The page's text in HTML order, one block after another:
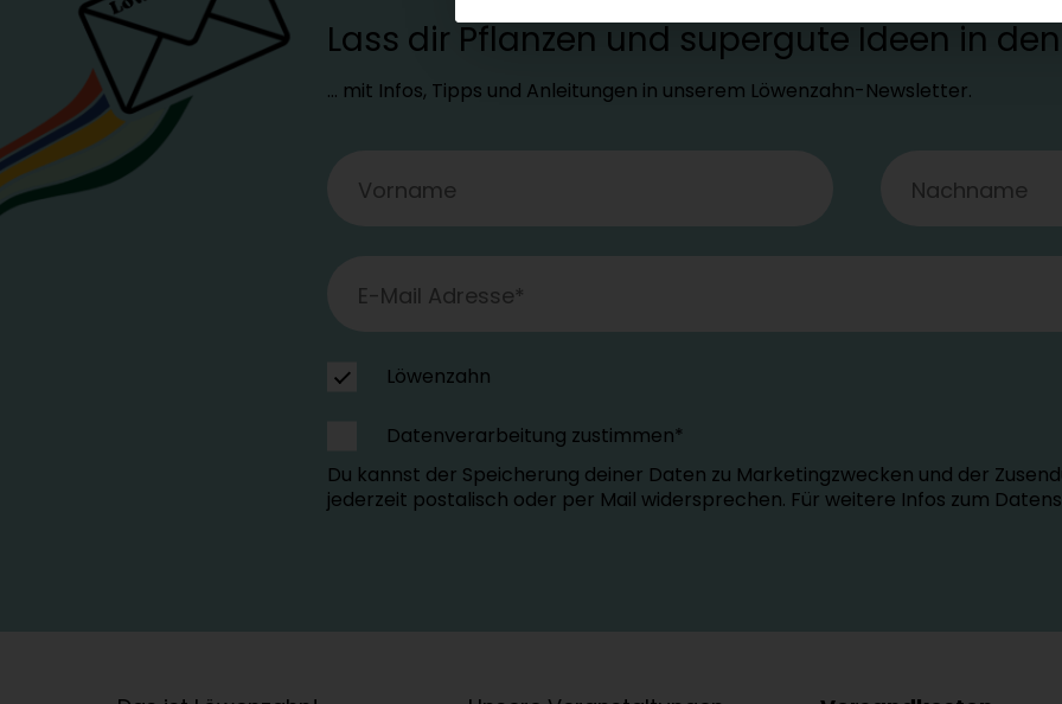
Lass dir Pflanzen und supergute Ideen in
… mit Infos, Tipps und Anleitungen in unserem Löwenzahn-Newsletter.
Löwenzahn
Datenverarbeitung zustimmen*
Du kannst der Speicherung deiner Daten zu Marketingzwecken und der
jederzeit postalisch oder per Mail widersprechen. Für weitere Infos zum